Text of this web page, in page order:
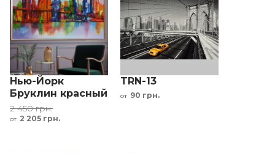
Нью-Йорк
Бруклин красный
желтый зеленый
синий
2 450 грн.
от 2 205 грн.
TRN-13
от 90 грн.